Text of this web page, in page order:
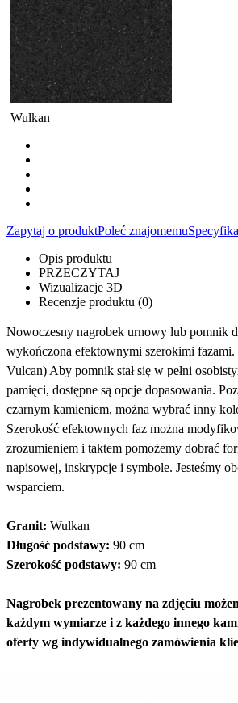
Wulkan
Zapytaj o produktPoleć znajomemu
Opis produktu
PRZECZYTAJ
Wizualizacje 3D
Recenzje produktu (0)
Nowoczesny nagrobek urnowy lub pomnik
wykończona efektownymi szerokimi fazami.
Vulcan) Aby pomnik stał się w pełni
pamięci, dostępne są opcje dopasowania.
czarnym kamieniem, można wybrać inny
Szerokość efektownych faz można
zrozumieniem i taktem pomożemy dobrać
napisowej, inskrypcje i symbole. Jesteśmy
wsparciem.
Granit: Wulkan
Długość podstawy: 90 cm
Szerokość podstawy: 90 cm
Nagrobek prezentowany na zdjęciu
każdym wymiarze i z każdego innego
oferty wg indywidualnego zamówienia